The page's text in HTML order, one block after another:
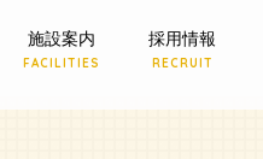
施設案内
FACILITIES
採用情報
RECRUIT